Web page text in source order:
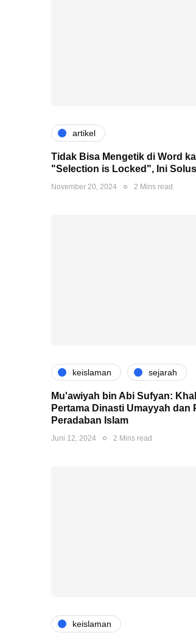
artikel
Tidak Bisa Mengetik di Word
"Selection is Locked", Ini
November 20, 2024 2 Mins read
keislaman sejarah
Mu'awiyah bin Abi Sufyan:
Pertama Dinasti Umayyah dan
Peradaban Islam
Juni 12, 2024 2 Mins read
keislaman